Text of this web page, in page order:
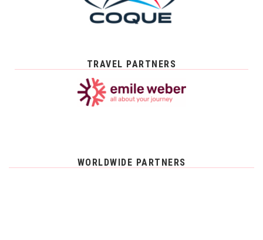
TRAVEL PARTNERS
WORLDWIDE PARTNERS